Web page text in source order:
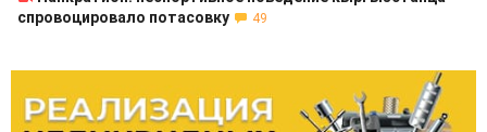
спровоцировало потасовку
49